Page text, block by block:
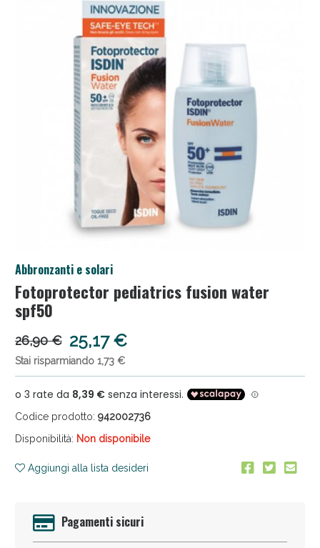
Abbronzanti e solari
Fotoprotector pediatrics fusion water
spf50
26,90 € 25,17 €
Stai risparmiando 1,73 €
Codice prodotto: 942002736
Disponibilità: Non disponibile
Aggiungi alla lista desideri
Pagamenti sicuri
Salini e Multivitaminici: oggi Sconto extra fino al
50%!
Anticellulite e Fanghi: Sconto fino al 40% valido
Anticellulite e Fanghi: Sconto fino al 40% valido